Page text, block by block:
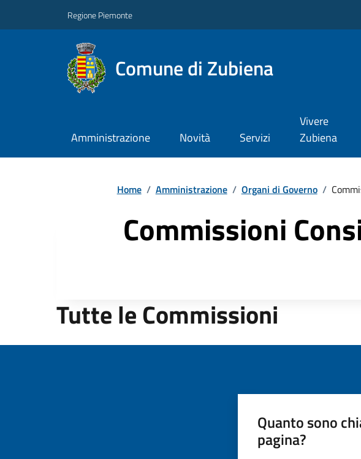
Regione Piemonte
Comune di Zubiena
Amministrazione Novità Servizi
Vivere
Zubiena
Home / Amministrazione / Organi di Governo /
Commissioni
Tutte le Commissioni
Quanto sono
pagina?